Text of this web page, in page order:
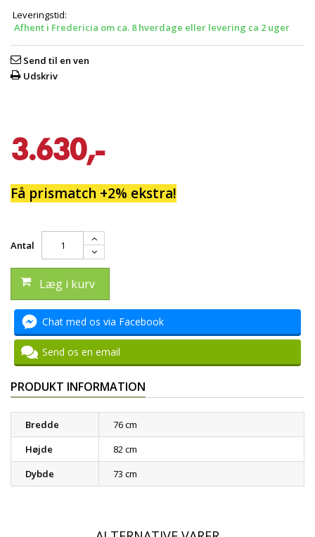
Leveringstid:
Afhent i Fredericia om ca. 8 hverdage eller levering ca 2 uger
Send til en ven
Udskriv
3.630,-
Få prismatch +2% ekstra!
Antal
Læg i kurv
Chat med os via Facebook
Send os en email
PRODUKT INFORMATION
Bredde
76 cm
Højde
82 cm
Dybde
73 cm